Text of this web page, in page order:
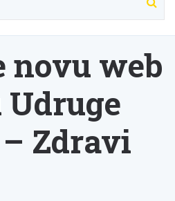
novu web
Zdravi